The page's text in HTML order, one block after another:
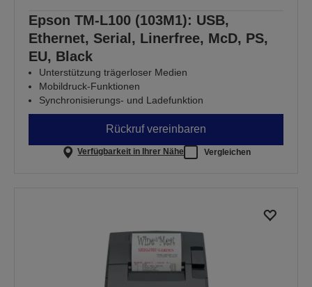
Epson TM-L100 (103M1): USB,
Ethernet, Serial, Linerfree, McD, PS,
EU, Black
Unterstützung trägerloser Medien
Mobildruck-Funktionen
Synchronisierungs- und Ladefunktion
Rückruf vereinbaren
Verfügbarkeit in Ihrer Nähe Vergleichen